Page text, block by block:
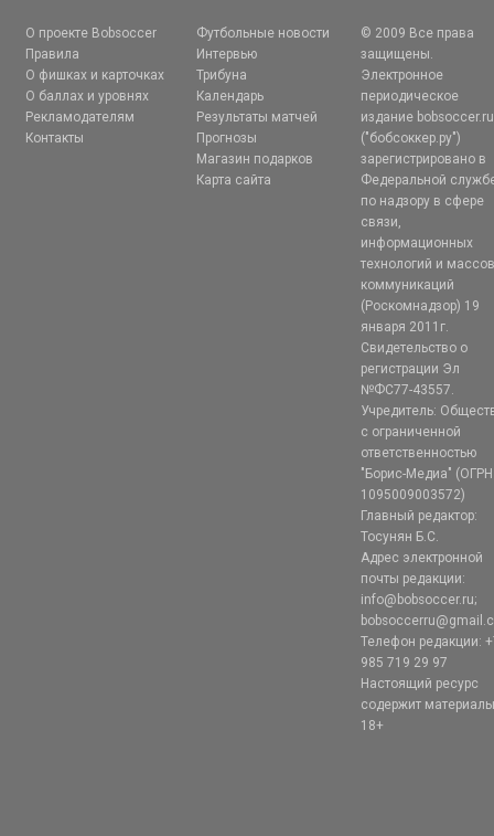
О проекте Bobsoccer
Правила
О фишках и карточках
О баллах и уровнях
Рекламодателям
Контакты
Футбольные новости
Интервью
Трибуна
Календарь
Результаты матчей
Прогнозы
Магазин подарков
Карта сайта
© 2009 Все права
защищены.
Электронное
периодическое
издание bobsoccer.ru
("бобсоккер.ру")
зарегистрировано в
Федеральной
по надзору в сфере
связи,
информационных
технологий и
коммуникаций
(Роскомнадзор) 19
января 2011г.
Свидетельство о
регистрации Эл
№ФС77-43557.
Учредитель:
с ограниченной
ответственностью
"Борис-Медиа" (ОГРН
1095009003572)
Главный редактор:
Тосунян Б.С.
Адрес электронной
почты редакции:
info@bobsoccer.ru;
Телефон редакции:
985 719 29 97
Настоящий ресурс
содержит
18+